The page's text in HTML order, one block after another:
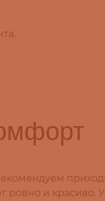
ровно и красиво.